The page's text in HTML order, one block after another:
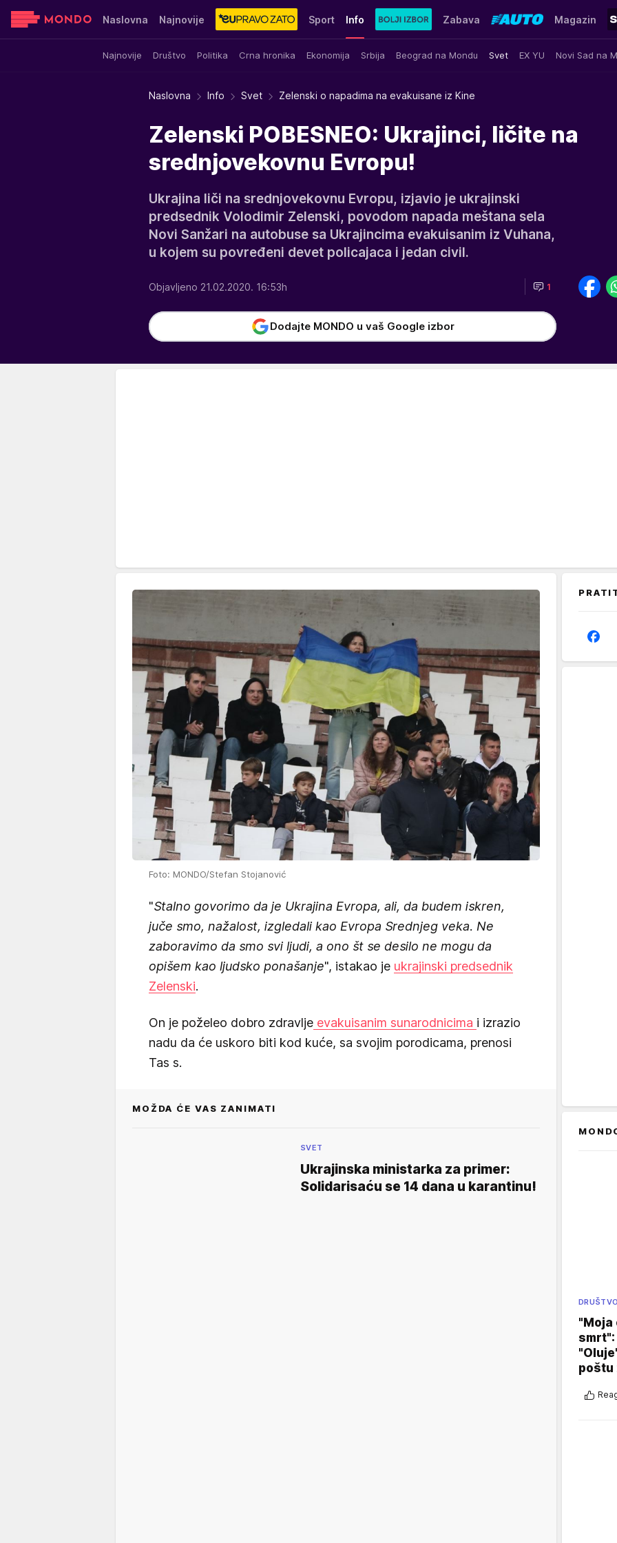
Naslovna Najnovije Sport Info
Najnovije Društvo Politika Crna hronika Ekonomija Srbija Beograd na Mondu Svet EX YU Novi Sad na
Zabava Magazin
Sensa Stvar ukusa Yumama
Naslovna Info Svet Zelenski o napadima na evakuisane iz Kine
Zelenski POBESNEO: Ukrajinci, ličite na
srednjovekovnu Evropu!
Ukrajina liči na srednjovekovnu Evropu, izjavio je ukrajinski
predsednik Volodimir Zelenski, povodom napada meštana sela
Novi Sanžari na autobuse sa Ukrajincima evakuisanim iz Vuhana,
u kojem su povređeni devet policajaca i jedan civil.
Objavljeno 21.02.2020. 16:53h 1
Dodajte MONDO u vaš Google izbor
Foto: MONDO/Stefan Stojanović
"Stalno govorimo da je Ukrajina Evropa, ali, da budem iskren,
juče smo, nažalost, izgledali kao Evropa Srednjeg veka. Ne
zaboravimo da smo svi ljudi, a ono št se desilo ne mogu da
opišem kao ljudsko ponašanje", istakao je ukrajinski predsednik
Zelenski.
On je poželeo dobro zdravlje evakuisanim sunarodnicima i izrazio
nadu da će uskoro biti kod kuće, sa svojim porodicama, prenosi
Tas s.
MOŽDA ĆE VAS ZANIMATI
SVET
Ukrajinska ministarka za primer:
Solidarisaću se 14 dana u karantinu!
DRUŠTVO
"Moja
poštu